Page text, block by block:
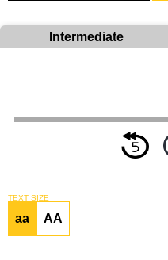
Intermediate
TEXT SIZE
aa AA